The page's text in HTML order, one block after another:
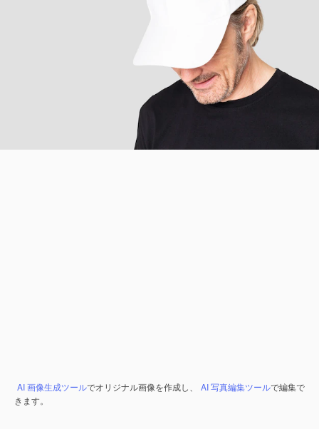
AI 画像生成ツールでオリジナル画像を作成し、 AI 写真編集ツールで編集で
きます。